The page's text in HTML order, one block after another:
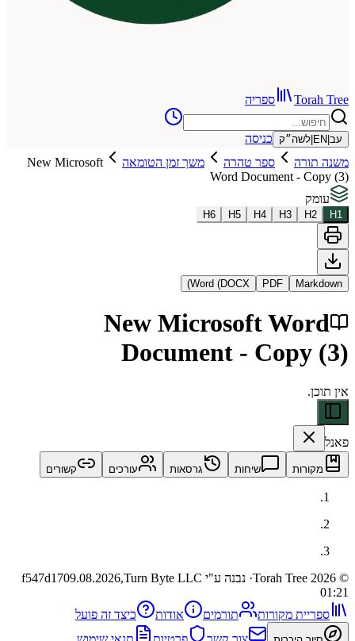
ספריה
כניסה
ספר טהרה משך זמן הטומאה
New Microsoft
Word Document -
H3
H4
H5
H6
PDF
Word (DOCX)
New Microsoft
Document -
שיחות גרסאות עורכים קשורים
· נבנה ע"י Turn Byte LLC f547d1709.08.2026,
מקורות תורמים אודות כיצד זה פועל